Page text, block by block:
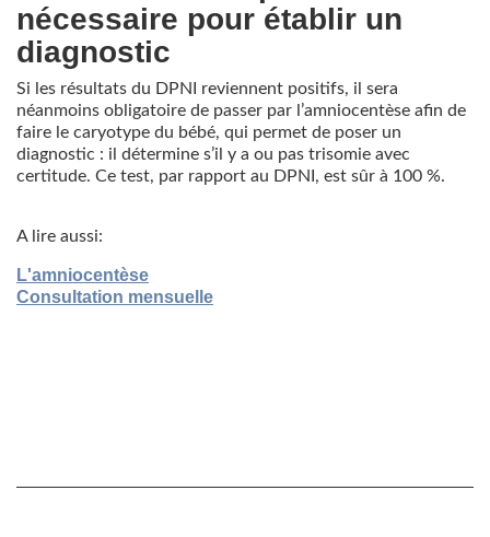
nécessaire pour établir un
diagnostic
Si les résultats du DPNI reviennent positifs, il sera
néanmoins obligatoire de passer par l’amniocentèse afin de
faire le caryotype du bébé, qui permet de poser un
diagnostic : il détermine s’il y a ou pas trisomie avec
certitude. Ce test, par rapport au DPNI, est sûr à 100 %.
A lire aussi:
L'amniocentèse
Consultation mensuelle